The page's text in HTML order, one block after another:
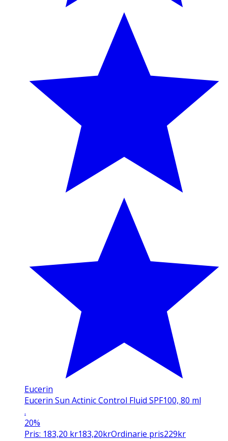
Eucerin
Eucerin Sun Actinic Control Fluid SPF100, 80 ml
.
20%
Pris: 183,20 kr183,20krOrdinarie pris229kr